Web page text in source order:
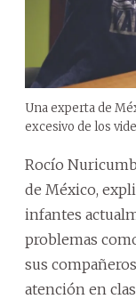
Una experta de
excesivo de los
Rocío
de México,
infantes
problemas
sus
atención en